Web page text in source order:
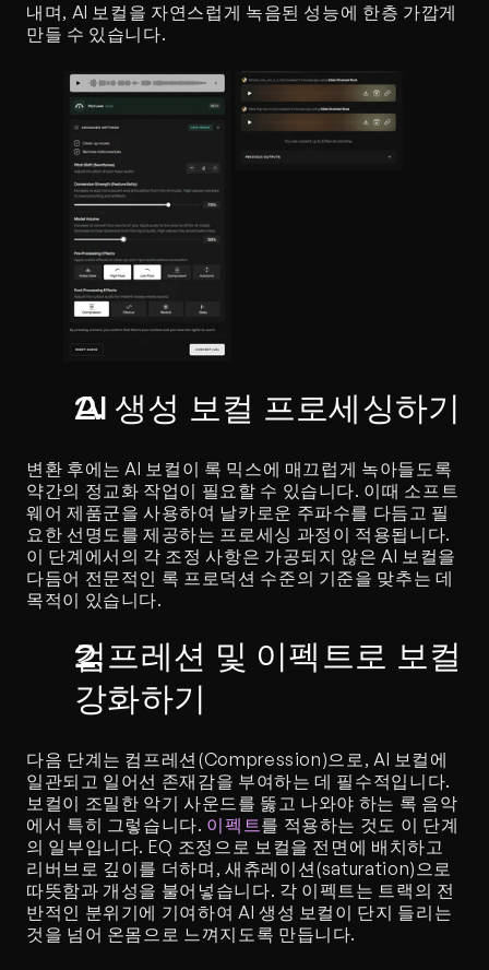
내며, AI 보컬을 자연스럽게 녹음된 성능에 한층 가깝게
만들 수 있습니다.
AI 생성 보컬 프로세싱하기
변환 후에는 AI 보컬이 록 믹스에 매끄럽게 녹아들도록
약간의 정교화 작업이 필요할 수 있습니다. 이때 소프트
웨어 제품군을 사용하여 날카로운 주파수를 다듬고 필
요한 선명도를 제공하는 프로세싱 과정이 적용됩니다.
이 단계에서의 각 조정 사항은 가공되지 않은 AI 보컬을
다듬어 전문적인 록 프로덕션 수준의 기준을 맞추는 데
목적이 있습니다.
컴프레션 및 이펙트로 보컬
강화하기
다음 단계는 컴프레션(Compression)으로, AI 보컬에
일관되고 일어선 존재감을 부여하는 데 필수적입니다.
보컬이 조밀한 악기 사운드를 뚫고 나와야 하는 록 음악
에서 특히 그렇습니다. 이펙트를 적용하는 것도 이 단계
의 일부입니다. EQ 조정으로 보컬을 전면에 배치하고
리버브로 깊이를 더하며, 새츄레이션(saturation)으로
따뜻함과 개성을 불어넣습니다. 각 이펙트는 트랙의 전
반적인 분위기에 기여하여 AI 생성 보컬이 단지 들리는
것을 넘어 온몸으로 느껴지도록 만듭니다.